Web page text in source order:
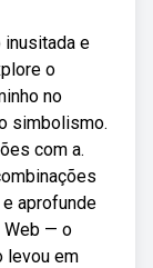
inusitada e
o
no
simbolismo.
com a.
aprofunde
Web — o
levou em